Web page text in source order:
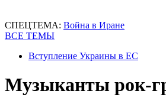
СПЕЦТЕМА: Война в Иране
ВСЕ ТЕМЫ
Вступление Украины в ЕС
Музыканты рок-